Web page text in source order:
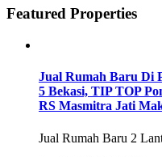
Featured Properties
Jual Rumah Baru Di
5 Bekasi, TIP TOP
RS Masmitra Jati
Jual Rumah Baru 2